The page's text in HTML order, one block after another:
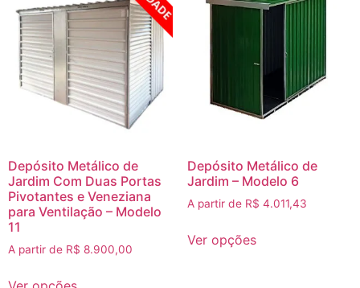
Depósito Metálico de
Jardim Com Duas Portas
Pivotantes e Veneziana
para Ventilação – Modelo
11
A partir de R$ 8.900,00
Depósito Metálico de
Jardim – Modelo 6
A partir de R$ 4.011,43
Ver opções